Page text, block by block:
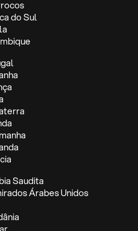
do Sul
Saudita
Árabes Unidos